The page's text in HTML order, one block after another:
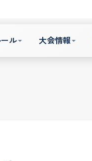
ル 大会情報